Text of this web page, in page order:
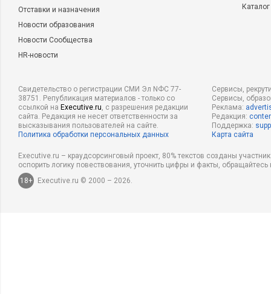
Отставки и назначения
Новости образования
Новости Сообщества
HR-новости
Свидетельство о регистрации СМИ Эл NФС 77-
38751. Републикация материалов - только со
ссылкой на Executive.ru, с разрешения редакции
сайта. Редакция не несет ответственности за
высказывания пользователей на сайте.
Политика обработки персональных данных
Сервисы,
Сервисы,
Реклама:
Редакция:
Поддержка:
Карта сайта
Executive.ru – краудсорсинговый проект, 80% текстов созданы
оспорить логику повествования, уточнить цифры и факты,
18+
Executive.ru © 2000 – 2026.